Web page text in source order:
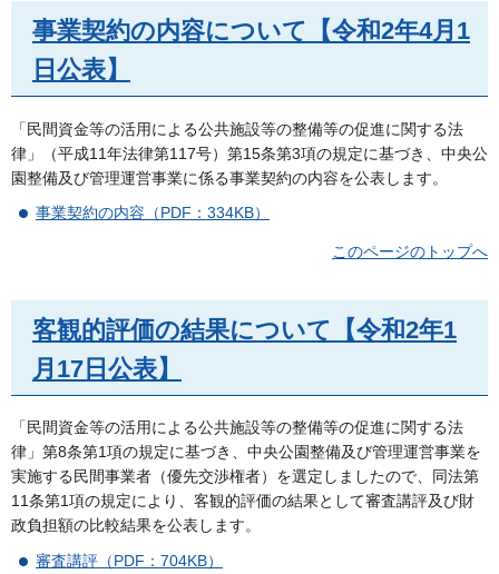
事業契約の内容について【令和2年4月1
日公表】
「民間資金等の活用による公共施設等の整備等の促進に関する法
律」（平成11年法律第117号）第15条第3項の規定に基づき、中央公
園整備及び管理運営事業に係る事業契約の内容を公表します。
事業契約の内容（PDF：334KB）
このページのトップへ
客観的評価の結果について【令和2年1
月17日公表】
「民間資金等の活用による公共施設等の整備等の促進に関する法
律」第8条第1項の規定に基づき、中央公園整備及び管理運営事業を
実施する民間事業者（優先交渉権者）を選定しましたので、同法第
11条第1項の規定により、客観的評価の結果として審査講評及び財
政負担額の比較結果を公表します。
審査講評（PDF：704KB）